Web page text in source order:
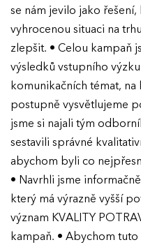
se nám jevilo jako
vyhrocenou situaci na
zlepšit. • Celou kampaň
výsledků vstupního
komunikačních témat,
postupně vysvětlujeme
jsme si najali tým
sestavili správné
abychom byli co
• Navrhli jsme
který má výrazně vyšší
význam KVALITY
kampaň. • Abychom